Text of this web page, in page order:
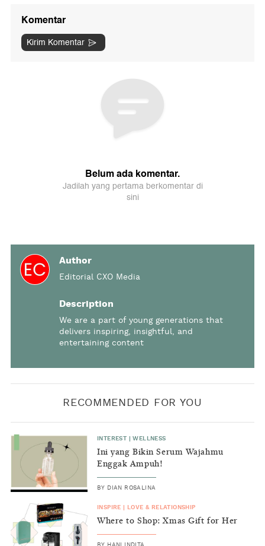
Author
Editorial CXO Media
Description
We are a part of young generations that
delivers inspiring, insightful, and
entertaining content
RECOMMENDED FOR YOU
INTEREST |WELLNESS
Ini yang Bikin Serum Wajahmu
Enggak Ampuh!
BY DIAN ROSALINA
INSPIRE LOVE & RELATIONSHIP
Where to Shop: Xmas Gift for Her
BY HANI INDITA